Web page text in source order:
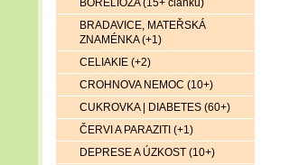
BORELIÓZA (15+ článků)
BRADAVICE, MATEŘSKÁ
ZNAMÉNKA (+1)
CELIAKIE (+2)
CROHNOVA NEMOC (10+)
CUKROVKA | DIABETES (60+)
ČERVI A PARAZITI (+1)
DEPRESE A ÚZKOST (10+)